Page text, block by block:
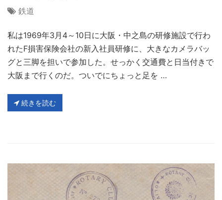
鉄道
私は1969年3月4～10日に大阪・中之島の研修施設で行わ
れたF損害保険会社の新入社員研修に、大きなカメラバッ
グと三脚を担いで参加した。せっかく交通費と日当付きで
大阪まで行くのだ。ついでにちょっと足を …
続きを読む